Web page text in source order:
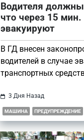
Водителя
что через 15
эвакуируют
В ГД внесен
водителей в случае
транспортных
3 Дня Назад
МАШИНА ПРЕДУПРЕЖДЕНИЕ